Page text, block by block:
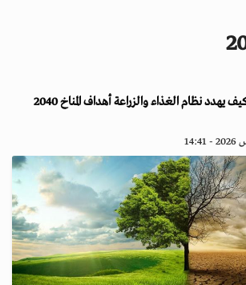
بعد تحذيرات أوروبية.. كيف يهدد نظام الغذاء والزراعة أهداف المناخ 2040